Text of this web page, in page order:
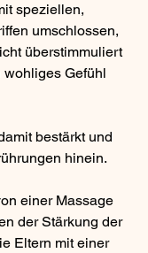
speziellen,
umschlossen,
überstimmuliert
wohliges Gefühl
bestärkt und
hinein.
einer Massage
der Stärkung der
Eltern mit einer